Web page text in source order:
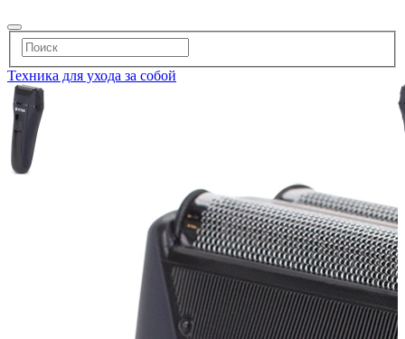
Техника для ухода за собой